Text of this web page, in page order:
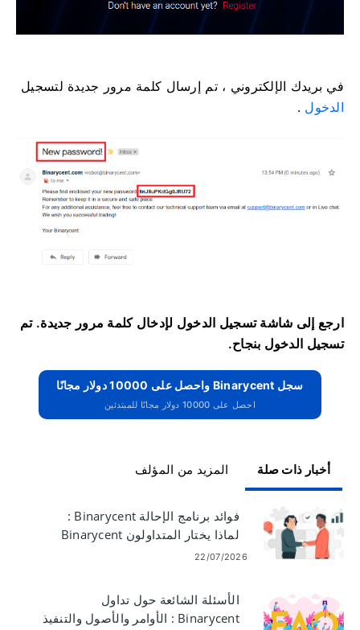
في بريدك الإلكتروني ، تم إرسال كلمة مرور جديدة لتسجيل
الدخول .
ارجع إلى شاشة تسجيل الدخول لإدخال كلمة مرور جديدة.تم
تسجيل الدخول بنجاح.
سجل Binarycent واحصل على 10000 دولار مجانًا
احصل على 10000 دولار مجانًا للمبتدئين
المزيد من المؤلف أخبار ذات صلة
فوائد برنامج الإحالة Binarycent :
لماذا يختار المتداولون Binarycent
22/07/2026
الأسئلة الشائعة حول تداول
Binarycent : الأوامر والأصول والتنفيذ